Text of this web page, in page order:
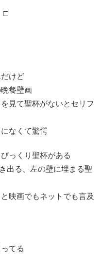
けど
餐壁画
見て聖杯がないとセリフ
なくて驚愕
っくり聖杯がある
出る、左の壁に埋まる聖
映画でもネットでも言及
てる